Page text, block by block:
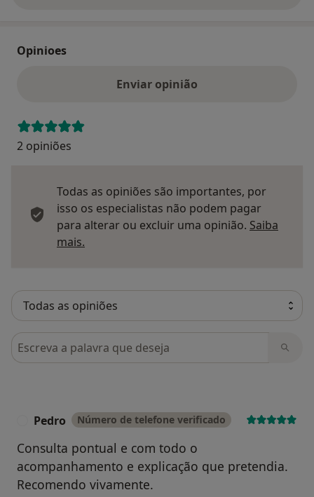
Opinioes
Enviar opinião
2 opiniões
Todas as opiniões são importantes, por
isso os especialistas não podem pagar
para alterar ou excluir uma opinião. Saiba
mais.
Pesquisar em opiniões
Pedro Número de telefone verificado
Consulta pontual e com todo o
acompanhamento e explicação que pretendia.
Recomendo vivamente.